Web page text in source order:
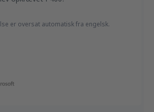
er oversat automatisk fra engelsk.